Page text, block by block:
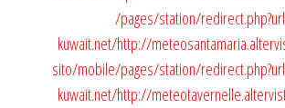
/pages/station/
kuwait.net/http://
sito/mobile/pages/station/
kuwait.net/http://